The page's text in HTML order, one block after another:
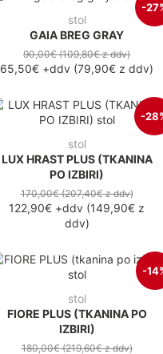
-
stol
GAIA BREG GRAY
90,00€(109,80€z ddv)
65,50€ +ddv (79,90€ z ddv)
-
stol
LUX HRAST PLUS (TKANINA
PO IZBIRI)
170,00€(207,40€z ddv)
122,90€ +ddv (149,90€ z
ddv)
-
stol
FIORE PLUS (TKANINA PO
IZBIRI)
180,00€(219,60€z ddv)